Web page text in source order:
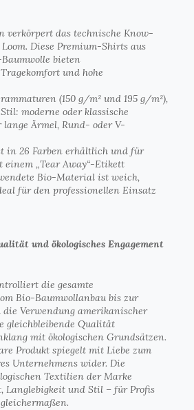
verkörpert das technische Know-
Diese Premium-Shirts aus
bieten
und hohe
(150 g/m² und 195 g/m²),
moderne oder klassische
lange Ärmel, Rund- oder V-
in 26 Farben erhältlich und für
einem „Tear Away“-Etikett
Bio-Material ist weich,
für den professionellen Einsatz
und ökologisches Engagement
die gesamte
Bio-Baumwollanbau bis zur
Verwendung amerikanischer
gleichbleibende Qualität
mit ökologischen Grundsätzen.
Produkt spiegelt mit Liebe zum
Unternehmens wider. Die
Textilien der Marke
Langlebigkeit und Stil – für Profis